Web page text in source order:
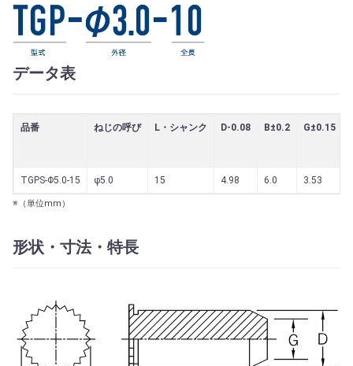
データ表
品番 ねじの呼び L・シャンク D-0.08 B±0.2 G±0.15
TGPS-Φ5.0-15 φ5.0 15 4.98 6.0 3.53
※（単位mm）
形状・寸法・特長